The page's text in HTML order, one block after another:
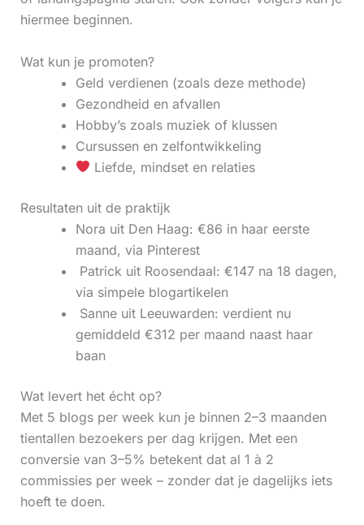
hiermee beginnen.
Wat kun je promoten?
Geld verdienen (zoals deze methode)
Gezondheid en afvallen
Hobby’s zoals muziek of klussen
Cursussen en zelfontwikkeling
Liefde, mindset en relaties
Resultaten uit de praktijk
Nora uit Den Haag: €86 in haar eerste
maand, via Pinterest
‍ Patrick uit Roosendaal: €147 na 18 dagen,
via simpele blogartikelen
‍ Sanne uit Leeuwarden: verdient nu
gemiddeld €312 per maand naast haar
baan
Wat levert het écht op?
Met 5 blogs per week kun je binnen 2–3 maanden
tientallen bezoekers per dag krijgen. Met een
conversie van 3–5% betekent dat al 1 à 2
commissies per week – zonder dat je dagelijks iets
hoeft te doen.